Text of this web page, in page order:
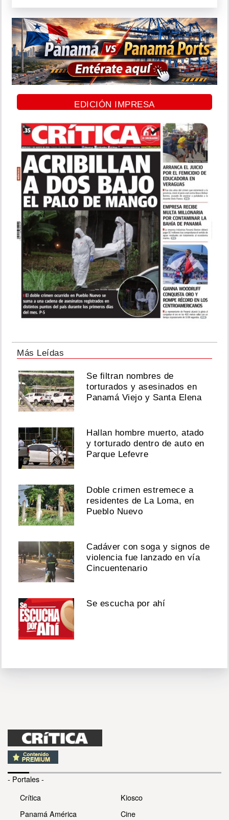
EDICIÓN IMPRESA
Más Leídas
Se filtran nombres de
torturados y asesinados en
Panamá Viejo y Santa Elena
Hallan hombre muerto, atado
y torturado dentro de auto en
Parque Lefevre
Doble crimen estremece a
residentes de La Loma, en
Pueblo Nuevo
Cadáver con soga y signos de
violencia fue lanzado en vía
Cincuentenario
Se escucha por ahí
- Portales -
Crítica
Panamá América
Kiosco
Cine